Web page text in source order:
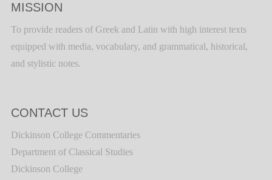
MISSION
To provide readers of Greek and Latin with high interest texts
equipped with media, vocabulary, and grammatical, historical,
and stylistic notes.
CONTACT US
Dickinson College Commentaries
Department of Classical Studies
Dickinson College